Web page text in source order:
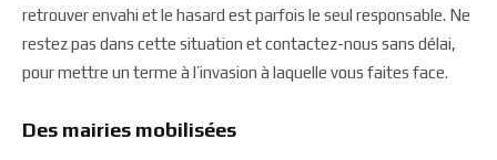
retrouver envahi et le hasard est parfois le seul responsable. Ne
restez pas dans cette situation et contactez-nous sans délai,
pour mettre un terme à l’invasion à laquelle vous faites face.
Des mairies mobilisées